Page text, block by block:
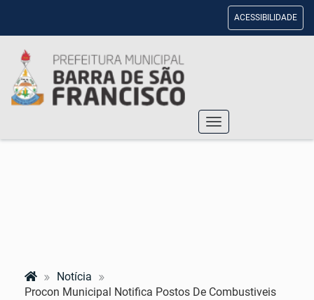
ACESSIBILIDADE
Toggle
navigation
Notícia
Procon Municipal Notifica Postos De Combustiveis